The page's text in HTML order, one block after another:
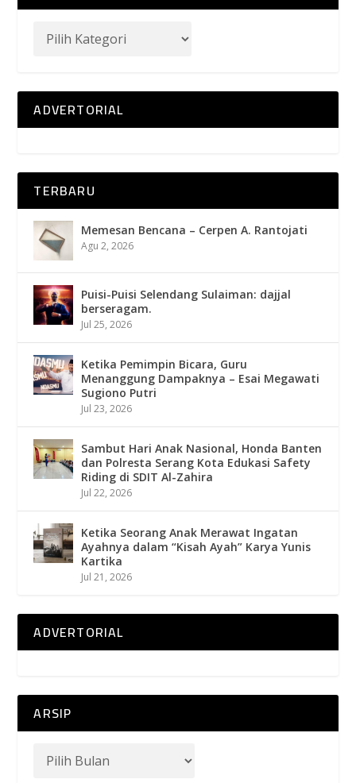
ADVERTORIAL
TERBARU
Memesan Bencana – Cerpen A. Rantojati
Agu 2, 2026
Puisi-Puisi Selendang Sulaiman: dajjal
berseragam.
Jul 25, 2026
Ketika Pemimpin Bicara, Guru
Menanggung Dampaknya – Esai Megawati
Sugiono Putri
Jul 23, 2026
Sambut Hari Anak Nasional, Honda Banten
dan Polresta Serang Kota Edukasi Safety
Riding di SDIT Al-Zahira
Jul 22, 2026
Ketika Seorang Anak Merawat Ingatan
Ayahnya dalam “Kisah Ayah” Karya Yunis
Kartika
Jul 21, 2026
ADVERTORIAL
ARSIP